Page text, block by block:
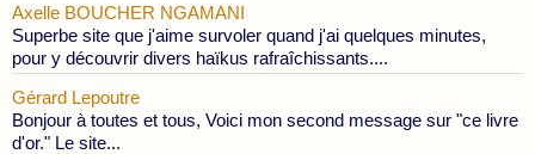
Axelle BOUCHER NGAMANI
Superbe site que j'aime survoler quand j'ai quelques minutes,
pour y découvrir divers haïkus rafraîchissants....
Gérard Lepoutre
Bonjour à toutes et tous, Voici mon second message sur "ce livre
d'or." Le site...